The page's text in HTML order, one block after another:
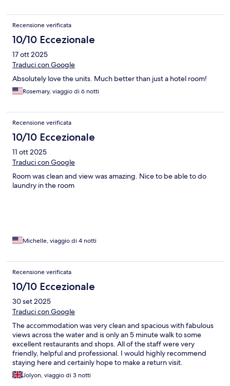
Recensione verificata
10/10 Eccezionale
17 ott 2025
Traduci con Google
Absolutely love the units. Much better than just a hotel room!
Rosemary, viaggio di 6 notti
Recensione verificata
10/10 Eccezionale
11 ott 2025
Traduci con Google
Room was clean and view was amazing. Nice to be able to do
laundry in the room
Michelle, viaggio di 4 notti
Recensione verificata
10/10 Eccezionale
30 set 2025
Traduci con Google
The accommodation was very clean and spacious with fabulous
views across the water and is only an 5 minute walk to some
excellent restaurants and shops. All of the staff were very
friendly, helpful and professional. I would highly recommend
staying here and certainly hope to make a return visit.
Jolyon, viaggio di 3 notti